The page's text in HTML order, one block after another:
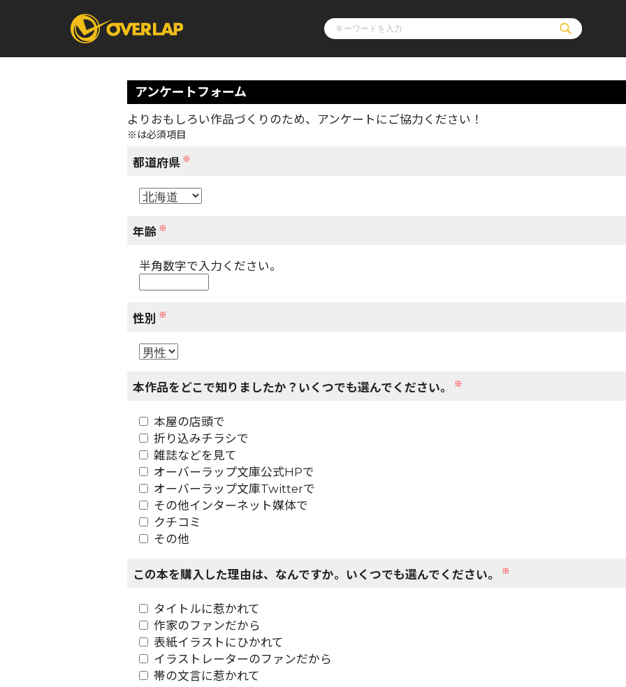
コミック
コミッククリエ
オーバーラップ文庫
アンケートフォーム
よりおもしろい作品づくりのため、アンケートにご協力ください！
※は必須項目
都道府県 ※
年齢 ※
半角数字で入力ください。
性別 ※
本作品をどこで知りましたか？いくつでも選んでください。 ※
本屋の店頭で
折り込みチラシで
雑誌などを見て
オーバーラップ文庫公式HPで
オーバーラップ文庫Twitterで
その他インターネット媒体で
クチコミ
その他
この本を購入した理由は、なんですか。いくつでも選んでください。 ※
タイトルに惹かれて
作家のファンだから
表紙イラストにひかれて
イラストレーターのファンだから
帯の文言に惹かれて